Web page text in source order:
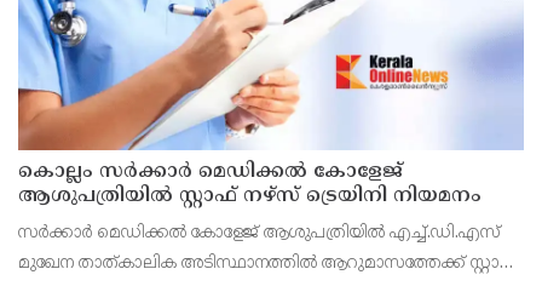
കൊല്ലം സർക്കാർ മെഡിക്കൽ കോളേജ്
ആശുപത്രിയിൽ സ്റ്റാഫ് നഴ്‌സ് ട്രെയിനി നിയമനം
സർക്കാർ മെഡിക്കൽ കോളേജ് ആശുപത്രിയിൽ എച്ച്.ഡി.എസ്
മുഖേന താത്കാലിക അടിസ്ഥാനത്തിൽ ആറുമാസത്തേക്ക് സ്റ്റാഫ്